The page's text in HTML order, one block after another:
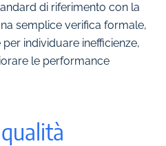
di riferimento con la
semplice verifica formale,
individuare inefficienze,
le performance